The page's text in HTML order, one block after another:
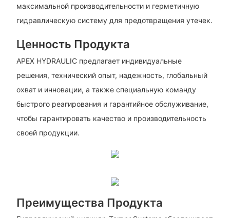
максимальной производительности и герметичную
гидравлическую систему для предотвращения утечек.
Ценность Продукта
APEX HYDRAULIC предлагает индивидуальные
решения, технический опыт, надежность, глобальный
охват и инновации, а также специальную команду
быстрого реагирования и гарантийное обслуживание,
чтобы гарантировать качество и производительность
своей продукции.
Преимущества Продукта